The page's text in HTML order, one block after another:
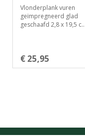
Vlonderplank vuren
geïmpregneerd glad
geschaafd 2,8 x 19,5 c..
€ 25,95